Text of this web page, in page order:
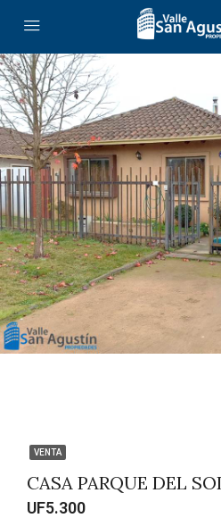
VENTA
CASA PARQUE DEL
UF5.300